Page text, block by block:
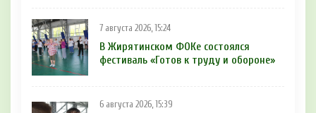
7 августа 2026, 15:24
В Жирятинском ФОКе состоялся
фестиваль «Готов к труду и обороне»
6 августа 2026, 15:39